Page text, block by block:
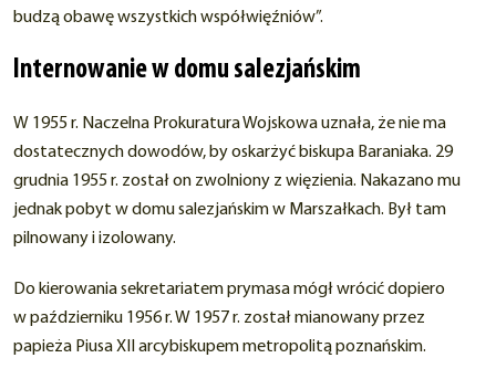
budzą obawę wszystkich współwięźniów”.
Internowanie w domu salezjańskim
W 1955 r. Naczelna Prokuratura Wojskowa uznała, że nie ma
dostatecznych dowodów, by oskarżyć biskupa Baraniaka. 29
grudnia 1955 r. został on zwolniony z więzienia. Nakazano mu
jednak pobyt w domu salezjańskim w Marszałkach. Był tam
pilnowany i izolowany.
Do kierowania sekretariatem prymasa mógł wrócić dopiero
w październiku 1956 r. W 1957 r. został mianowany przez
papieża Piusa XII arcybiskupem metropolitą poznańskim.